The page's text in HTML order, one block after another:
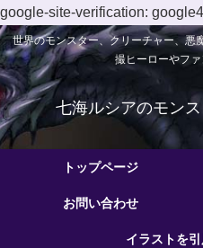
google-site-verification:
世界のモンスター、クリーチャー、悪
撮ヒーローやファ
七海ルシアのモン
トップページ
お問い合わせ
イラストを